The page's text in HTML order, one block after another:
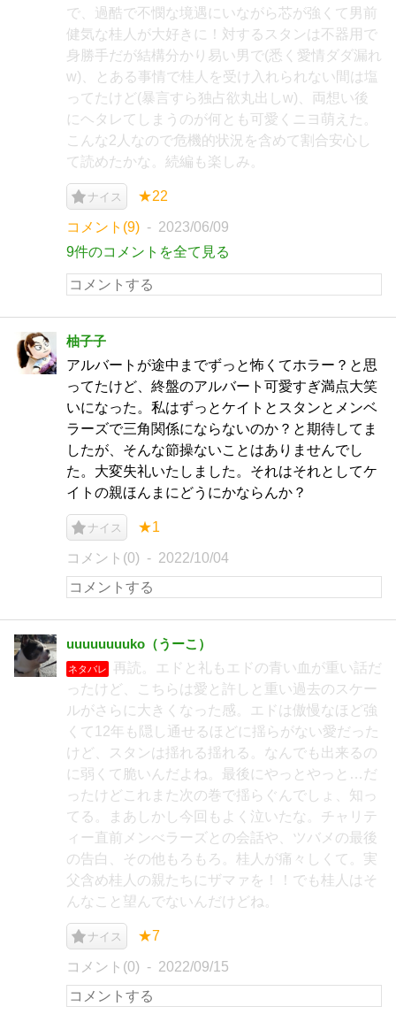
で、過酷で不憫な境遇にいながら芯が強くて男前
健気な桂人が大好きに！対するスタンは不器用で
身勝手だが結構分かり易い男で(悉く愛情ダダ漏れ
w)、とある事情で桂人を受け入れられない間は塩
ってたけど(暴言すら独占欲丸出しw)、両想い後
にヘタレてしまうのが何とも可愛くニヨ萌えた。
こんな2人なので危機的状況を含めて割合安心し
て読めたかな。続編も楽しみ。
ナイス ★22
コメント(9)
2023/06/09
9件のコメントを全て見る
柚子子
アルバートが途中までずっと怖くてホラー？と思
ってたけど、終盤のアルバート可愛すぎ満点大笑
いになった。私はずっとケイトとスタンとメンベ
ラーズで三角関係にならないのか？と期待してま
したが、そんな節操ないことはありませんでし
た。大変失礼いたしました。それはそれとしてケ
イトの親ほんまにどうにかならんか？
ナイス ★1
コメント(0) 2022/10/04
uuuuuuuuko（うーこ）
ネタバレ
再読。エドと礼もエドの青い血が重い話だ
ったけど、こちらは愛と許しと重い過去のスケー
ルがさらに大きくなった感。エドは傲慢なほど強
くて12年も隠し通せるほどに揺らがない愛だった
けど、スタンは揺れる揺れる。なんでも出来るの
に弱くて脆いんだよね。最後にやっとやっと…だ
ったけどこれまた次の巻で揺らぐんでしょ、知っ
てる。まあしかし今回もよく泣いたな。チャリテ
ィー直前メンべラーズとの会話や、ツバメの最後
の告白、その他もろもろ。桂人が痛々しくて。実
父含め桂人の親たちにザマァを！！でも桂人はそ
んなこと望んでないんだけどね。
ナイス ★7
コメント(0) 2022/09/15